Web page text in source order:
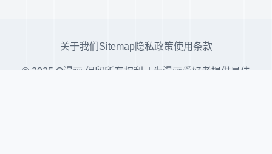
关于我们 Sitemap隐私政策使用条款
© 2025 Q漫画 保留所有权利. | 为漫画爱好者提供最佳